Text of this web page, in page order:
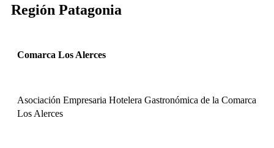
Región Patagonia
Comarca Los Alerces
Asociación Empresaria Hotelera Gastronómica de la Comarca
Los Alerces